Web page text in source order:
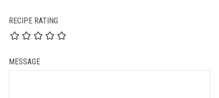
RECIPE RATING
MESSAGE